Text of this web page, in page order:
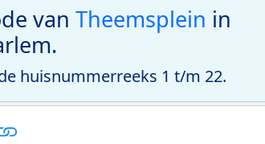
van Theemsplein in
huisnummerreeks 1 t/m 22.